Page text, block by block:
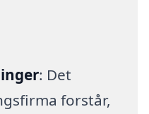
: Det
forstår,